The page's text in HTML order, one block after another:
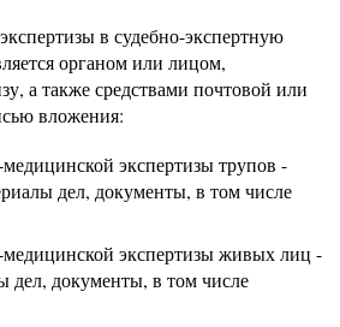
в судебно-экспертную
органом или лицом,
а также средствами почтовой или
вложения:
экспертизы трупов -
дел, документы, в том числе
медицинской экспертизы живых лиц -
дел, документы, в том числе